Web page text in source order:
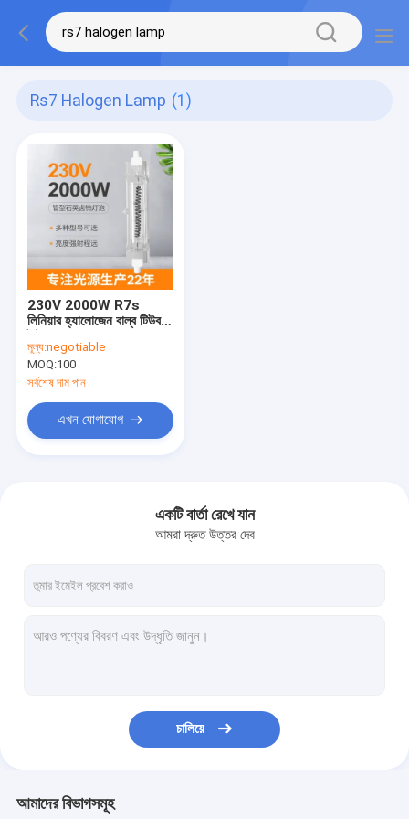
Rs7 Halogen Lamp (1)
230V 2000W R7s
লিনিয়ার হ্যালোজেন বাল্ব টিউব
ডাবল শেষ
মূল্য:negotiable
MOQ:100
সর্বশেষ দাম পান
এখন যোগাযোগ
একটি বার্তা রেখে যান
আমরা দ্রুত উত্তর দেব
চালিয়ে
আমাদের বিভাগসমূহ